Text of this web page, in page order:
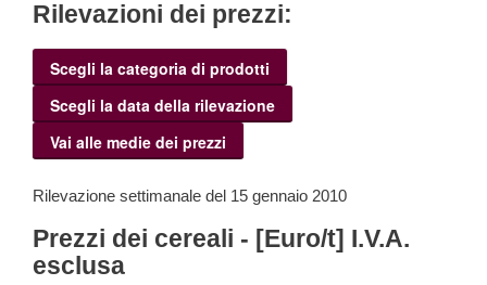
Rilevazioni dei prezzi:
Scegli la categoria di prodotti
Scegli la data della rilevazione
Vai alle medie dei prezzi
Rilevazione settimanale del 15 gennaio 2010
Prezzi dei cereali - [Euro/t] I.V.A.
esclusa